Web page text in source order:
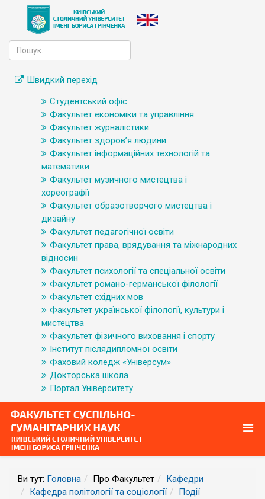
Швидкий перехід
Студентський офіс
Факультет економіки та управління
Факультет журналістики
Факультет здоров’я людини
Факультет інформаційних технологій та
математики
Факультет музичного мистецтва і
хореографії
Факультет образотворчого мистецтва і
дизайну
Факультет педагогічної освіти
Факультет права, врядування та міжнародних
відносин
Факультет психології та спеціальної освіти
Факультет романо-германської філології
Факультет східних мов
Факультет української філології, культури і
мистецтва
Факультет фізичного виховання і спорту
Інститут післядипломної освіти
Фаховий коледж «Універсум»
Докторська школа
Портал Університету
Ви тут: Головна Про Факультет
Кафедри
Кафедра політології та соціології
Події